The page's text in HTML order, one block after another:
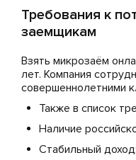
Требования к
заемщикам
Взять микрозаём
лет. Компания
совершеннолетними
Также в список
Наличие
Стабильный доход;